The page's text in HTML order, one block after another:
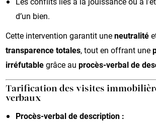
d’un bien.
Cette intervention garantit uneneutralité
transparence totales, tout en offrant une
irréfutablegrâce auprocès-verbal de
Tarification des visites
verbaux
Procès-verbal de description :